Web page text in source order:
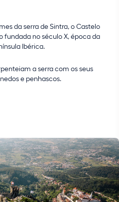
da serra de Sintra, o Castelo
fundada no século X, época da
Ibérica.
a serra com os seus
e penhascos.